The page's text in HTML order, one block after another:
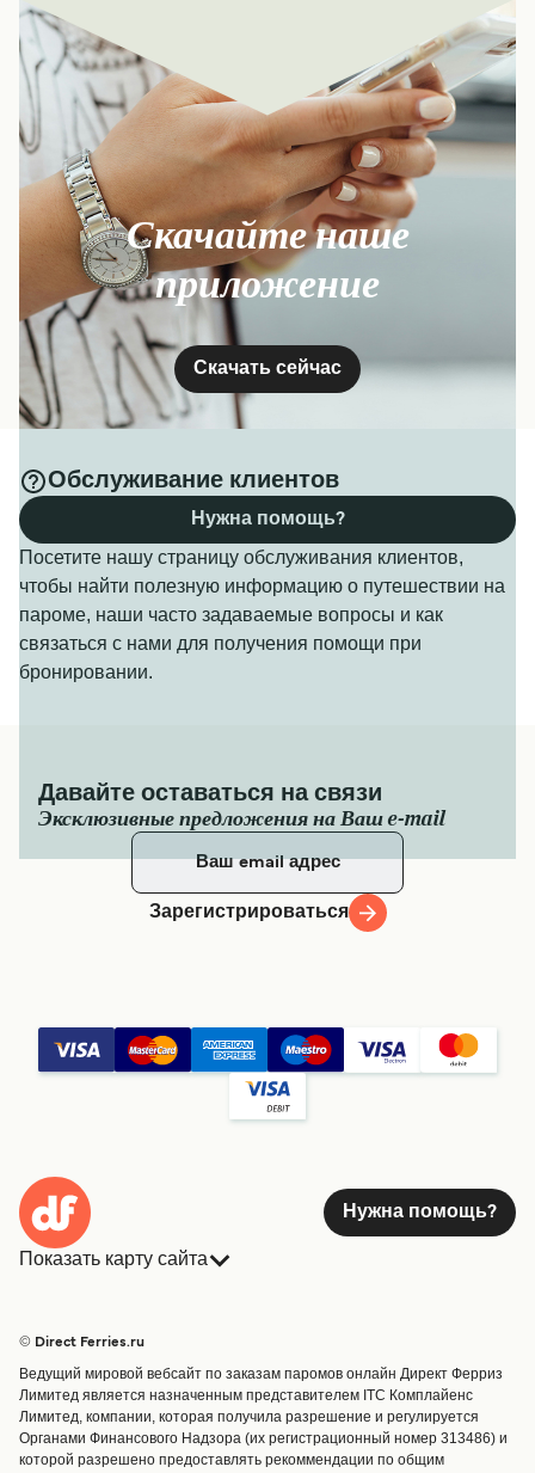
Скачайте наше
приложение
Скачать сейчас
Обслуживание клиентов
Посетите нашу страницу обслуживания клиентов,
чтобы найти полезную информацию о путешествии на
пароме, наши часто задаваемые вопросы и как
связаться с нами для получения помощи при
бронировании.
Нужна помощь?
Давайте оставаться на связи
Эксклюзивные предложения на Ваш e-mail
Зарегистрироваться
Нужна помощь?
Показать карту сайта
Страны
Обслуживание клиентов
Операторы
Маршруты и порты
Special Offers
Грузоперевозки
© Direct Ferries.ru
Ведущий мировой вебсайт по заказам паромов онлайн Директ Ферриз
Лимитед является назначенным представителем ITC Комплайенс
Лимитед, компании, которая получила разрешение и регулируется
Органами Финансового Надзора (их регистрационный номер 313486) и
которой разрешено предоставлять рекоммендации по общим